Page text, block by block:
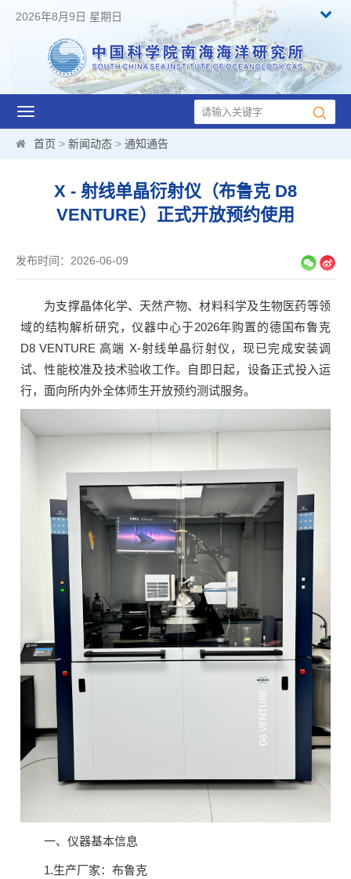
2026年8月9日 星期日
Toggle
navigation
首页 > 新闻动态 > 通知通告
X - 射线单晶衍射仪（布鲁克 D8
VENTURE）正式开放预约使用
发布时间：2026-06-09
为支撑晶体化学、天然产物、材料科学及生物医药等领
域的结构解析研究，仪器中心于2026年购置的德国布鲁克
D8 VENTURE 高端 X-射线单晶衍射仪，现已完成安装调
试、性能校准及技术验收工作。自即日起，设备正式投入运
行，面向所内外全体师生开放预约测试服务。
一、仪器基本信息
1.生产厂家：布鲁克